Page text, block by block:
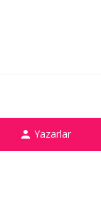
Yazarlar